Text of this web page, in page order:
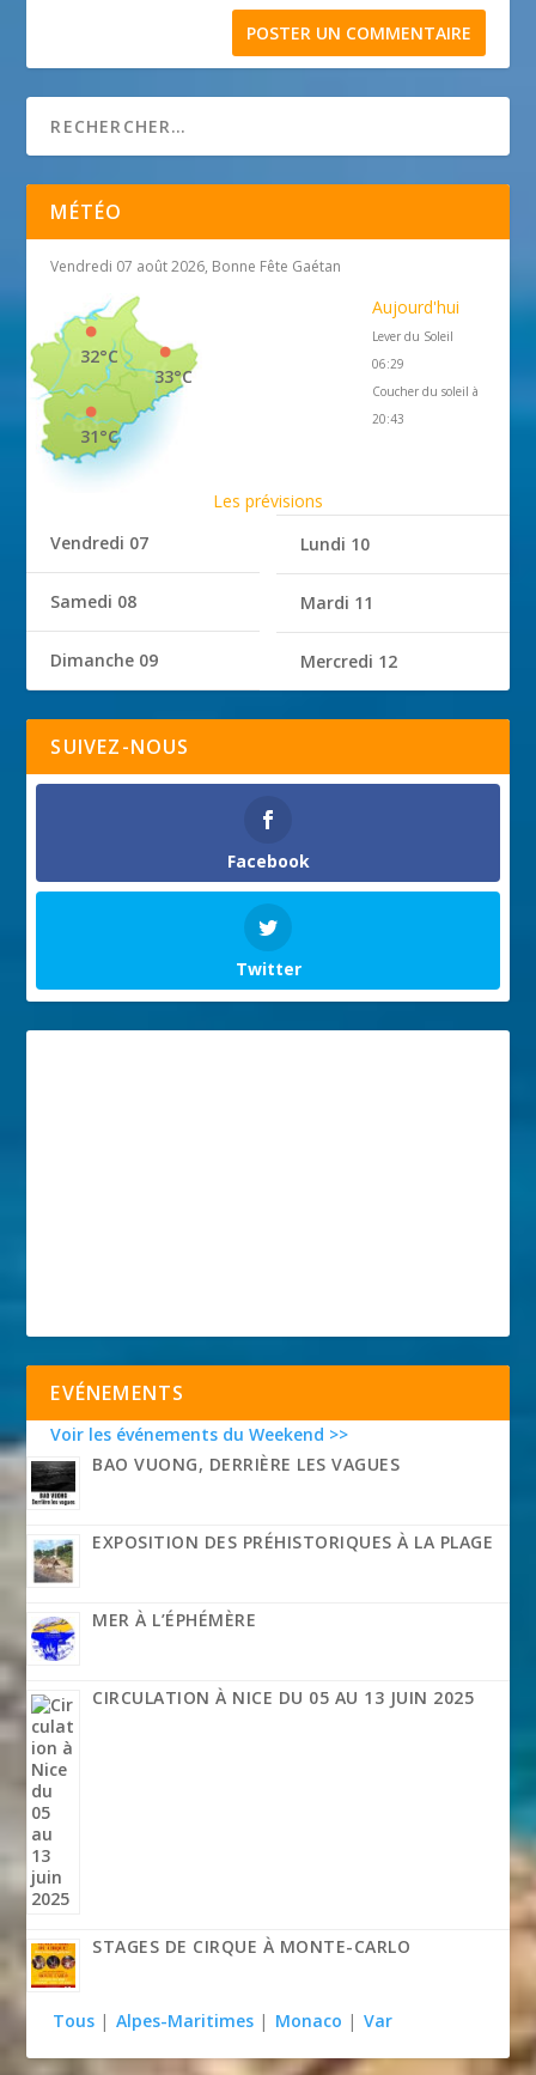
MÉTÉO
Vendredi 07 août 2026, Bonne Fête Gaétan
33°C
32°C
31°C
Aujourd'hui
Lever du Soleil
06:29
Coucher du soleil à
20:43
Les prévisions
Vendredi 07
Samedi 08
Dimanche 09
Lundi 10
Mardi 11
Mercredi 12
SUIVEZ-NOUS
Facebook
Twitter
EVÉNEMENTS
Voir les événements du Weekend >>
BAO VUONG, DERRIÈRE LES VAGUES
EXPOSITION DES PRÉHISTORIQUES À LA PLAGE
MER À L’ÉPHÉMÈRE
CIRCULATION À NICE DU 05 AU 13 JUIN 2025
STAGES DE CIRQUE À MONTE-CARLO
Tous | Alpes-Maritimes | Monaco | Var